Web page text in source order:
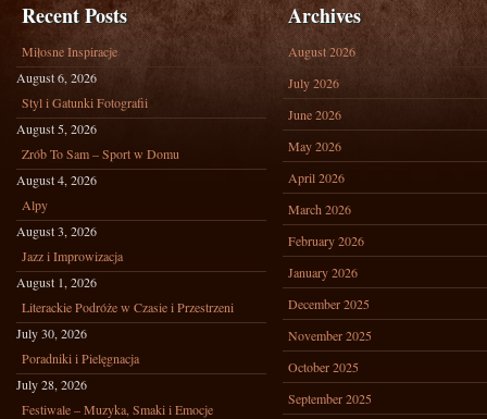
Recent Posts
Miłosne Inspiracje
August 6, 2026
Styl i Gatunki Fotografii
August 5, 2026
Zrób To Sam – Sport w Domu
August 4, 2026
Alpy
August 3, 2026
Jazz i Improwizacja
August 1, 2026
Literackie Podróże w Czasie i Przestrzeni
July 30, 2026
Poradniki i Pielęgnacja
July 28, 2026
Festiwale – Muzyka, Smaki i Emocje
Archives
August 2026
July 2026
June 2026
May 2026
April 2026
March 2026
February 2026
January 2026
December 2025
November 2025
October 2025
September 2025